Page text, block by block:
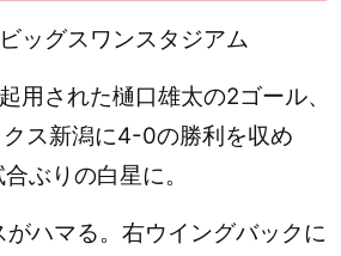
ッグスワンスタジアム
された樋口雄太の2ゴール、
ス新潟に4-0の勝利を収め
ぶりの白星に。
ハマる。右ウイングバックに